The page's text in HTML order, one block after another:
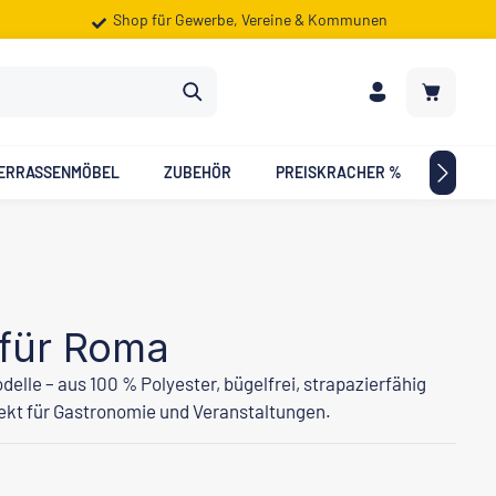
Shop für Gewerbe, Vereine & Kommunen
ZUBEHÖR PREISKRACHER %
Roma
– aus 100 % Polyester, bügelfrei, strapazierfähig
für Gastronomie und Veranstaltungen.